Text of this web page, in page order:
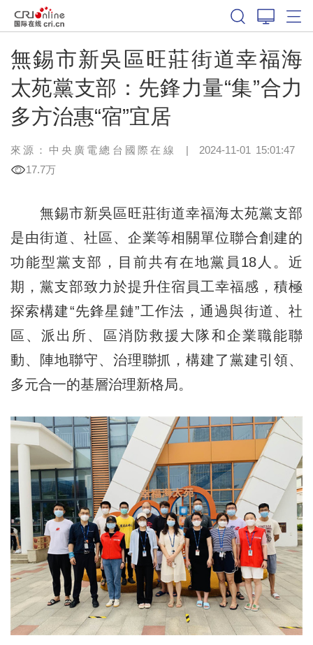
無錫市新吳區旺莊街道幸福海
太苑黨支部：先鋒力量“集”合力
多方治惠“宿”宜居
來源：中央廣電總台國際在線 | 2024-11-01 15:01:47
17.7万
無錫市新吳區旺莊街道幸福海太苑黨支部
是由街道、社區、企業等相關單位聯合創建的
功能型黨支部，目前共有在地黨員18人。近
期，黨支部致力於提升住宿員工幸福感，積極
探索構建“先鋒星鏈”工作法，通過與街道、社
區、派出所、區消防救援大隊和企業職能聯
動、陣地聯守、治理聯抓，構建了黨建引領、
多元合一的基層治理新格局。